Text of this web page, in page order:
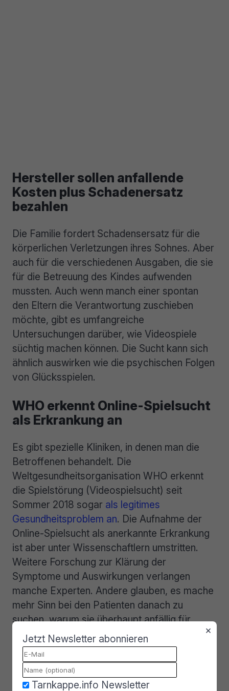
Hersteller sollen anfallende
Kosten plus Schadenersatz
bezahlen
Die Familie fordert Schadensersatz für die
körperlichen Verletzungen ihres Sohnes. Aber
auch für die verschiedenen Ausgaben, die sie
für die Betreuung des Kindes aufwenden
mussten. Auch wenn manch einer spontan
den Eltern die Verantwortung zuschieben
möchte, gibt es umfangreiche
Untersuchungen darüber, wie Videospiele
süchtig machen können. Die Sucht kann sich
ähnlich auswirken wie die psychischen Folgen
von Glücksspielen.
WHO erkennt Online-Spielsucht
als Erkrankung an
Es gibt spezielle Kliniken, in denen man die
Betroffenen behandelt. Die
Weltgesundheitsorganisation WHO erkennt
die Spielstörung (Videospielsucht) seit
Sommer 2018 sogar als legitimes
Gesundheitsproblem an. Die Aufnahme der
Online-Spielsucht als anerkannte Erkrankung
ist aber unter Wissenschaftlern umstritten.
Weitere Forschung zur Klärung der
Symptome und Auswirkungen verlangen
manche Experten. Andere glauben, es mache
mehr Sinn bei den Patienten danach zu
suchen, warum sie überhaupt anfällig für
süchtiges Verhalten sind.
Wer trägt letztlich die
Verantwortung?
×
Jetzt Newsletter abonnieren
Tarnkappe.info Newsletter